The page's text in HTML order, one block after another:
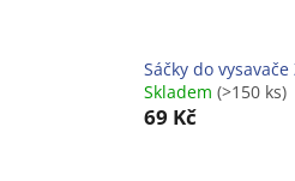
Sáčky do
Skladem (>150 ks)
69 Kč